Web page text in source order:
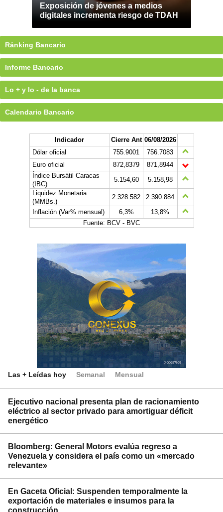
Exposición de jóvenes a medios
digitales incrementa riesgo de TDAH
Ránking Bancario
Informe Bancario
Lo + y lo - de la banca
Calendario Bancario
Indicador Cierre Ant 06/08/2026
Dólar oficial
755.9001
756.7083
Euro oficial
872,8379
871,8944
Índice Bursátil Caracas
(IBC)
5.154,60
5.158,98
Liquidez Monetaria
(MMBs.)
2.328.582
2.390.884
Inflación (Var% mensual)
6,3%
13,8%
Fuente: BCV - BVC
Las + Leídas hoy Semanal Mensual
Ejecutivo nacional presenta plan de racionamiento
eléctrico al sector privado para amortiguar déficit
energético
Bloomberg: General Motors evalúa regreso a
Venezuela y considera el país como un «mercado
relevante»
En Gaceta Oficial: Suspenden temporalmente la
exportación de materiales e insumos para la
construcción